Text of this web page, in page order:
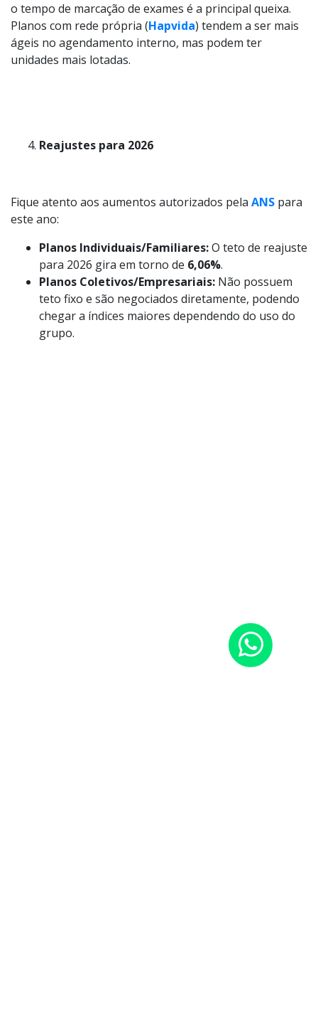
o tempo de marcação de exames é a principal queixa.
Planos com rede própria (Hapvida) tendem a ser mais
ágeis no agendamento interno, mas podem ter
unidades mais lotadas.
Reajustes para 2026
Fique atento aos aumentos autorizados pela ANS para
este ano:
Planos Individuais/Familiares:O teto de reajuste
para 2026 gira em torno de 6,06%.
Planos Coletivos/Empresariais: Não possuem
teto fixo e são negociados diretamente, podendo
chegar a índices maiores dependendo do uso do
grupo.